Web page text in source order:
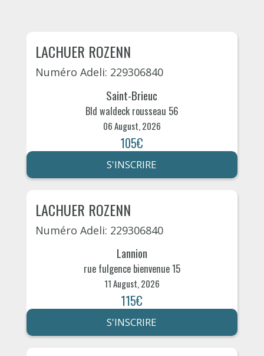
LACHUER ROZENN
Numéro Adeli: 229306840
Saint-Brieuc
Bld waldeck rousseau 56
06 August, 2026
105€
S'INSCRIRE
LACHUER ROZENN
Numéro Adeli: 229306840
Lannion
rue fulgence bienvenue 15
11 August, 2026
115€
S'INSCRIRE